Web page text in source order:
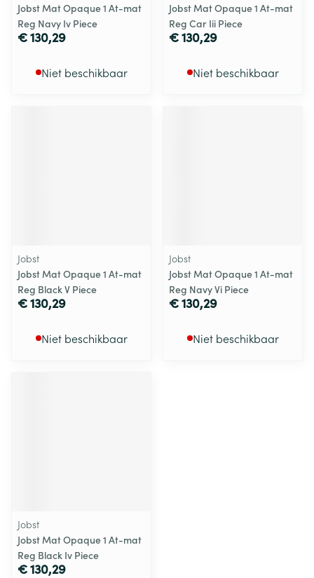
Jobst Mat Opaque 1 At-mat
Reg Navy Iv Piece
€ 130,29
Niet beschikbaar
Jobst Mat Opaque 1 At-mat
Reg Car Iii Piece
€ 130,29
Niet beschikbaar
Jobst
Jobst Mat Opaque 1 At-mat
Reg Black V Piece
€ 130,29
Niet beschikbaar
Jobst
Jobst Mat Opaque 1 At-mat
Reg Navy Vi Piece
€ 130,29
Niet beschikbaar
Jobst
Jobst Mat Opaque 1 At-mat
Reg Black Iv Piece
€ 130,29